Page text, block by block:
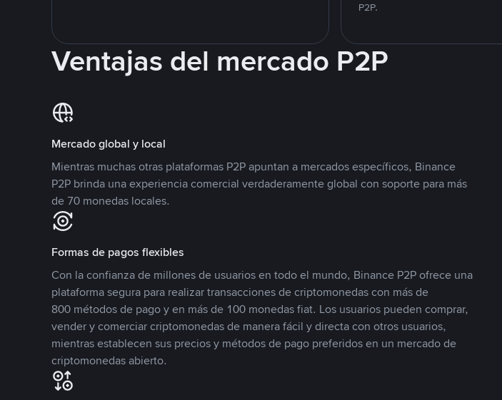
P2P.
Ventajas del mercado P2P
Mercado global y local
Mientras muchas otras plataformas P2P apuntan a mercados específicos, Binance
P2P brinda una experiencia comercial verdaderamente global con soporte para más
de 70 monedas locales.
Formas de pagos flexibles
Con la confianza de millones de usuarios en todo el mundo, Binance P2P ofrece una
plataforma segura para realizar transacciones de criptomonedas con más de
800 métodos de pago y en más de 100 monedas fiat. Los usuarios pueden comprar,
vender y comerciar criptomonedas de manera fácil y directa con otros usuarios,
mientras establecen sus precios y métodos de pago preferidos en un mercado de
criptomonedas abierto.